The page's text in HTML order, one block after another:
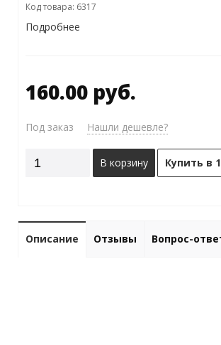
Код товара: 6317
Подробнее
160.00 руб.
Под заказ Нашли дешевле?
В корзину Купить в
Описание Отзывы Вопрос-